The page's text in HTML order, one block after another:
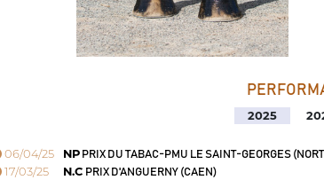
2025
06/04/25 NPPRIX DU TABAC-PMU LE SAINT-GEORGES
17/03/25 N.C PRIX D'ANGUERNY (CAEN)